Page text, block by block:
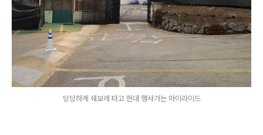
당당하게 쉐보레 타고 현대 행사가는 마이라이드